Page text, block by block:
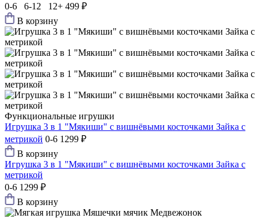
0-6 6-12 12+ 499 ₽
В корзину
Функциональные игрушки
Игрушка 3 в 1 "Мякиши" с вишнёвыми косточками Зайка с
метрикой 0-6 1299 ₽
В корзину
Игрушка 3 в 1 "Мякиши" с вишнёвыми косточками Зайка с
метрикой
0-6 1299 ₽
В корзину